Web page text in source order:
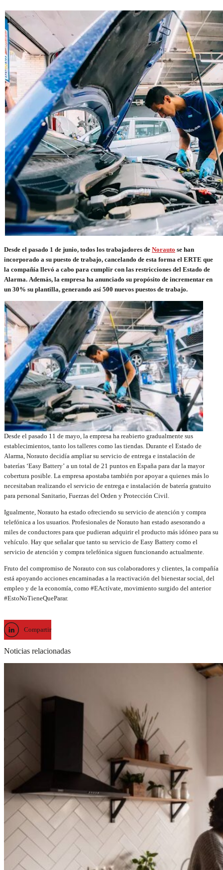
Desde el pasado 1 de junio, todos los trabajadores de Norauto se han
incorporado a su puesto de trabajo, cancelando de esta forma el ERTE que
la compañía llevó a cabo para cumplir con las restricciones del Estado de
Alarma. Además, la empresa ha anunciado su propósito de incrementar en
un 30% su plantilla, generando así 500 nuevos puestos de trabajo.
Desde el pasado 11 de mayo, la empresa ha reabierto gradualmente sus
establecimientos, tanto los talleres como las tiendas. Durante el Estado de
Alarma, Norauto decidía ampliar su servicio de entrega e instalación de
baterías ‘Easy Battery’ a un total de 21 puntos en España para dar la mayor
cobertura posible. La empresa apostaba también por apoyar a quienes más lo
necesitaban realizando el servicio de entrega e instalación de batería gratuito
para personal Sanitario, Fuerzas del Orden y Protección Civil.
Igualmente, Norauto ha estado ofreciendo su servicio de atención y compra
telefónica a los usuarios. Profesionales de Norauto han estado asesorando a
miles de conductores para que pudieran adquirir el producto más idóneo para su
vehículo. Hay que señalar que tanto su servicio de Easy Battery como el
servicio de atención y compra telefónica siguen funcionando actualmente.
Fruto del compromiso de Norauto con sus colaboradores y clientes, la compañía
está apoyando acciones encaminadas a la reactivación del bienestar social, del
empleo y de la economía, como #EActívate, movimiento surgido del anterior
#EstoNoTieneQueParar.
Compartir
Noticias relacionadas